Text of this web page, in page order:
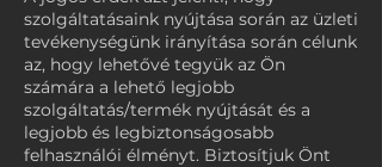
szolgáltatásaink nyújtása során az üzleti
tevékenységünk irányítása során célunk
az, hogy lehetővé tegyük az Ön
számára a lehető legjobb
szolgáltatás/termék nyújtását és a
legjobb és legbiztonságosabb
felhasználói élményt. Biztosítjuk Önt